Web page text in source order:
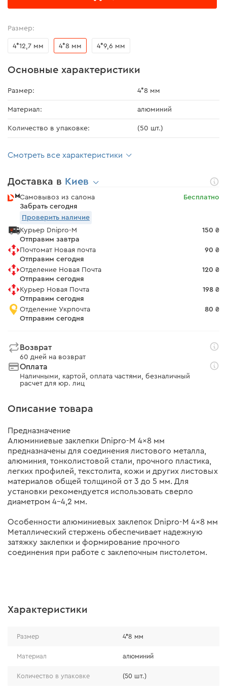
Размер:
4*12,7 мм 4*8 мм 4*9,6 мм
Основные характеристики
Размер: 4*8 мм
Материал: алюминий
Количество в упаковке: (50 шт.)
Смотреть все характеристики
Доставка в Киев
Самовывоз из салона
Забрать сегодня
Бесплатно
Проверить наличие
Курьер Dnipro-M
Отправим завтра
150 ₴
Почтомат Новая почта
Отправим сегодня
90 ₴
Отделение Новая Почта
Отправим сегодня
120 ₴
Курьер Новая Почта
Отправим сегодня
198 ₴
Отделение Укрпочта
Отправим сегодня
80 ₴
Возврат
60 дней на возврат
Оплата
Наличными, картой, оплата частями, безналичный
расчет для юр. лиц
Описание товара
Предназначение
Алюминиевые заклепки Dnipro-M 4×8 мм
предназначены для соединения листового металла,
алюминия, тонколистовой стали, прочного пластика,
легких профилей, текстолита, кожи и других листовых
материалов общей толщиной от 3 до 5 мм. Для
установки рекомендуется использовать сверло
диаметром 4–4,2 мм.
Особенности алюминиевых заклепок Dnipro-M 4×8 мм
Металлический стержень обеспечивает надежную
затяжку заклепки и формирование прочного
соединения при работе с заклепочным пистолетом.
Характеристики
Размер 4*8 мм
Материал алюминий
Количество в упаковке (50 шт.)